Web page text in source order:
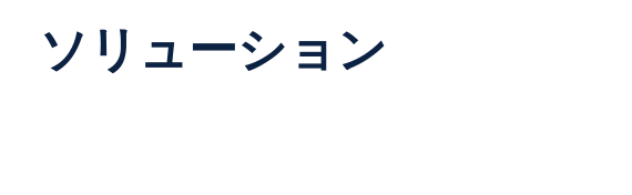
ソリューション